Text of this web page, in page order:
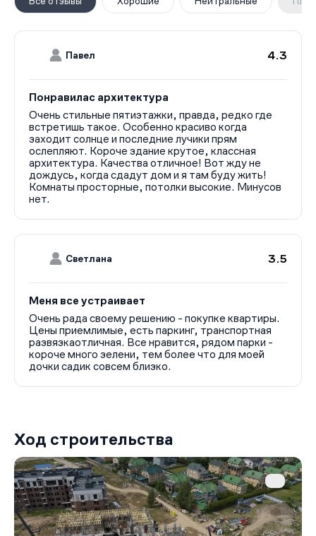
Павел 4.3
Понравилас архитектура
Очень стильные пятиэтажки, правда, редко где
встретишь такое. Особенно красиво когда
заходит солнце и последние лучики прям
ослепляют. Короче здание крутое, классная
архитектура. Качества отличное! Вот жду не
дождусь, когда сдадут дом и я там буду жить!
Комнаты просторные, потолки высокие. Минусов
нет.
Светлана 3.5
Меня все устраивает
Очень рада своему решению - покупке квартиры.
Цены приемлимые, есть паркинг, транспортная
развязкаотличная. Все нравится, рядом парки -
короче много зелени, тем более что для моей
дочки садик совсем близко.
Ход строительства